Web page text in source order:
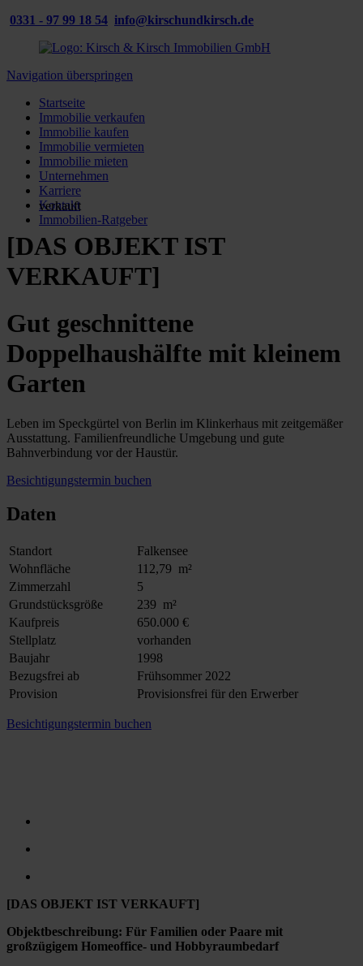
0331 - 97 99 18 54 info@kirschundkirsch.de
Navigation überspringen
Startseite
Immobilie verkaufen
Immobilie kaufen
Immobilie vermieten
Immobilie mieten
Unternehmen
Karriere
Kontakt
Immobilien-Ratgeber
verkauft
[DAS OBJEKT IST
VERKAUFT]
Gut geschnittene
Doppelhaushälfte mit kleinem
Garten
Leben im Speckgürtel von Berlin im Klinkerhaus mit zeitgemäßer
Ausstattung. Familienfreundliche Umgebung und gute
Bahnverbindung vor der Haustür.
Besichtigungstermin buchen
Daten
Standort
Falkensee
Wohnfläche
112,79 m²
Zimmerzahl
5
Grundstücksgröße
239 m²
Kaufpreis
650.000 €
Stellplatz
vorhanden
Baujahr
1998
Bezugsfrei ab
Frühsommer 2022
Provision
Provisionsfrei für den Erwerber
Besichtigungstermin buchen
[DAS OBJEKT IST VERKAUFT]
Objektbeschreibung: Für Familien oder Paare mit
großzügigem Homeoffice- und Hobbyraumbedarf